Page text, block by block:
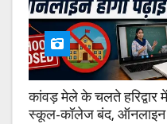
कांवड़ मेले के चलते
स्कूल-कॉलेज बंद, ऑनलाइन